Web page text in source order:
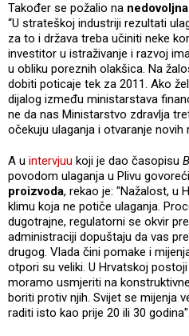
Također se požalio na
“U strateškoj industriji rezultati
za to i država treba učiniti neke
investitor u istraživanje i razvoj
u obliku poreznih olakšica. Na
dobiti poticaje tek za 2011. Ako
dijalog između ministarstava
ne da nas Ministarstvo zdravlja
očekuju ulaganja i otvaranje novih
A u intervjuu koji je dao časopisu
povodom ulaganja u Plivu govoreći
proizvoda, rekao je: "Nažalost, u
klimu koja ne potiče ulaganja.
dugotrajne, regulatorni se okvir
administraciji dopuštaju da vas
drugog. Vlada čini pomake i
otpori su veliki. U Hrvatskoj
moramo usmjeriti na
boriti protiv njih. Svijet se mijenja
raditi isto kao prije 20 ili 30 godina".